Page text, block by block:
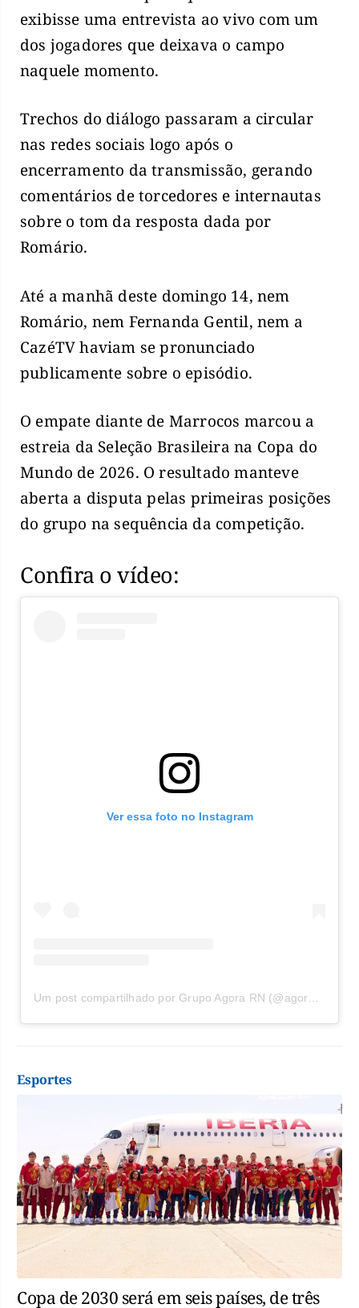
exibisse uma entrevista ao vivo com um
dos jogadores que deixava o campo
naquele momento.
Trechos do diálogo passaram a circular
nas redes sociais logo após o
encerramento da transmissão, gerando
comentários de torcedores e internautas
sobre o tom da resposta dada por
Romário.
Até a manhã deste domingo 14, nem
Romário, nem Fernanda Gentil, nem a
CazéTV haviam se pronunciado
publicamente sobre o episódio.
O empate diante de Marrocos marcou a
estreia da Seleção Brasileira na Copa do
Mundo de 2026. O resultado manteve
aberta a disputa pelas primeiras posições
do grupo na sequência da competição.
Confira o vídeo:
Ver essa foto no Instagram
Esportes
Copa de 2030 será em seis países, de três